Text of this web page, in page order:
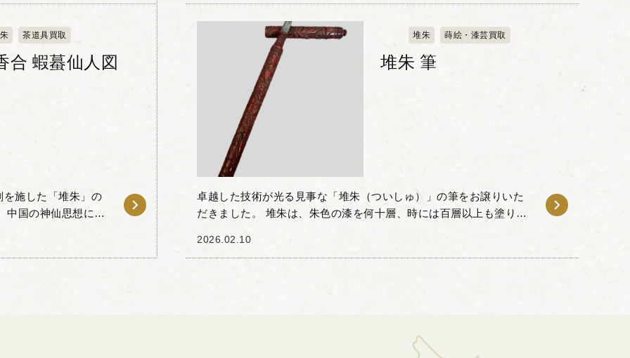
茶道具買取
合 蝦蟇仙人図
施した「堆朱」の
中国の神仙思想に登
堆朱 蒔絵・漆芸買取
堆朱 筆
卓越した技術が光る見事な「堆朱（ついしゅ）」の筆をお譲りいた
だきました。 堆朱は、朱色の漆を何十層、時には百層以上も塗り重
時間を要する漆芸...
2026.02.10